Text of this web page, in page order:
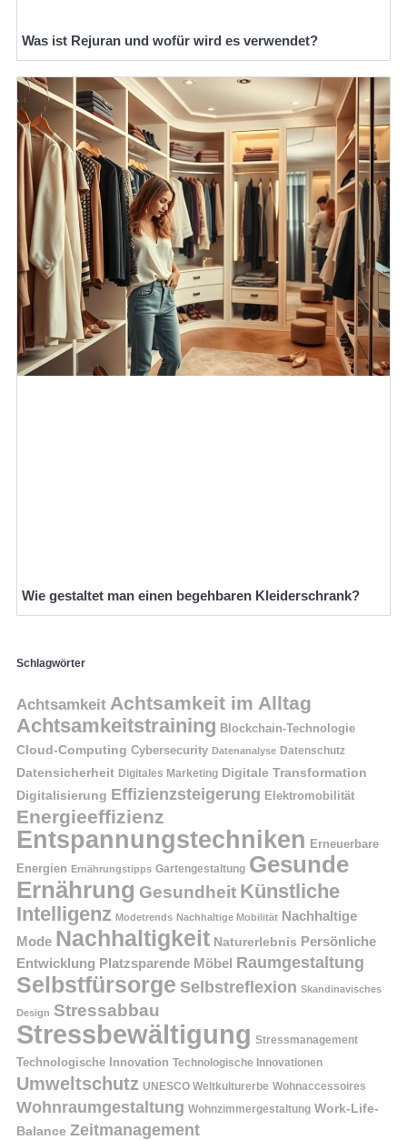
Was ist Rejuran und wofür wird es verwendet?
Wie gestaltet man einen begehbaren Kleiderschrank?
Schlagwörter
Achtsamkeit Achtsamkeit im Alltag
Achtsamkeitstraining Blockchain-Technologie
Cloud-Computing Cybersecurity Datenanalyse Datenschutz
Datensicherheit Digitales Marketing Digitale Transformation
Digitalisierung Effizienzsteigerung Elektromobilität
Energieeffizienz
Entspannungstechniken Erneuerbare
Energien Ernährungstipps Gartengestaltung Gesunde
Ernährung Gesundheit Künstliche
Intelligenz Modetrends Nachhaltige Mobilität Nachhaltige
Mode Nachhaltigkeit Naturerlebnis Persönliche
Entwicklung Platzsparende Möbel Raumgestaltung
Selbstfürsorge Selbstreflexion Skandinavisches
Design Stressabbau
Stressbewältigung Stressmanagement
Technologische Innovation Technologische Innovationen
Umweltschutz UNESCO Weltkulturerbe Wohnaccessoires
Wohnraumgestaltung Wohnzimmergestaltung Work-Life-
Balance Zeitmanagement